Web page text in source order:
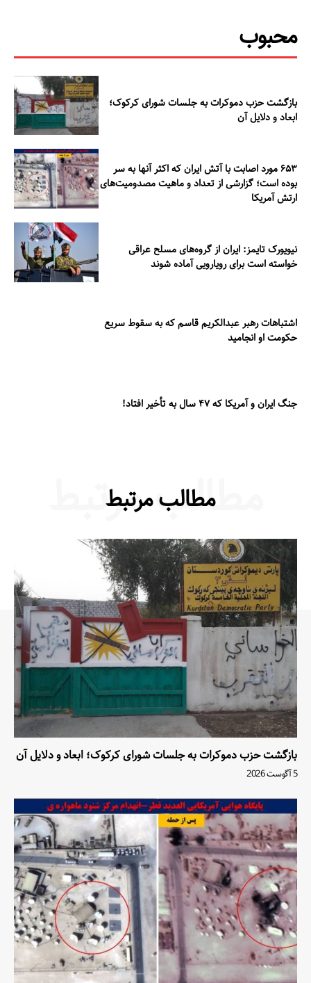
محبوب
بازگشت حزب دموکرات به جلسات شورای کرکوک؛
ابعاد و دلایل آن
۶۵۳ مورد اصابت با آتش ایران که اکثر آنها به سر
بوده است؛ گزارشی از تعداد و ماهیت مصدومیت‌های
ارتش آمریکا
نیویورک تایمز: ایران از گروه‌های مسلح عراقی
خواسته است برای رویارویی آماده شوند
اشتباهات رهبر عبدالکریم قاسم که به سقوط سریع
حکومت او انجامید
جنگ ایران و آمریکا که ۴۷ سال به تأخیر افتاد!
مطالب مرتبط
مطالب مرتبط
بازگشت حزب دموکرات به جلسات شورای کرکوک؛ ابعاد و دلایل آن
5 آگوست 2026